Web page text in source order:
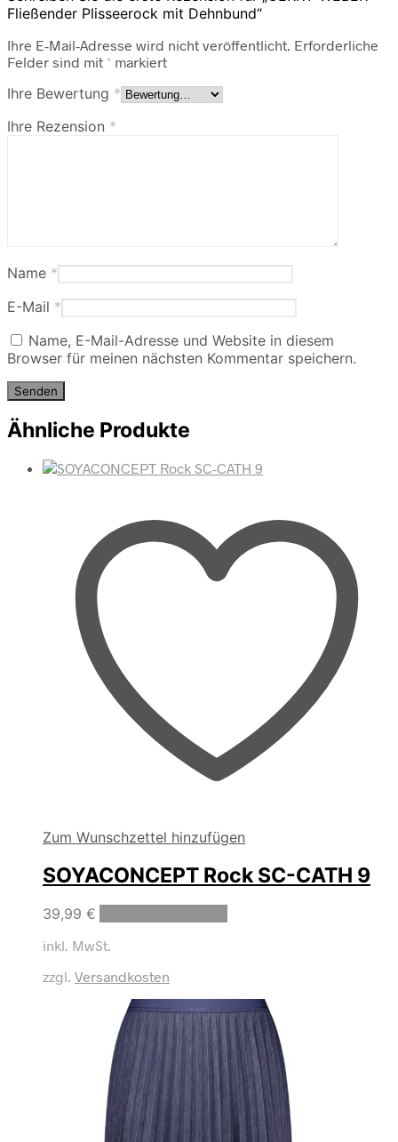
Fließender Plisseerock mit Dehnbund“
Ihre E-Mail-Adresse wird nicht veröffentlicht. Erforderliche
Felder sind mit * markiert
Ihre Bewertung *
Ihre Rezension *
Name *
E-Mail *
Name, E-Mail-Adresse und Website in diesem
Browser für meinen nächsten Kommentar speichern.
Ähnliche Produkte
Zum Wunschzettel hinzufügen
SOYACONCEPT Rock SC-CATH 9
39,99 €
auf.
Die
Optionen
können
auf
der
Produktseite
gewählt
werden
inkl. MwSt.
zzgl. Versandkosten